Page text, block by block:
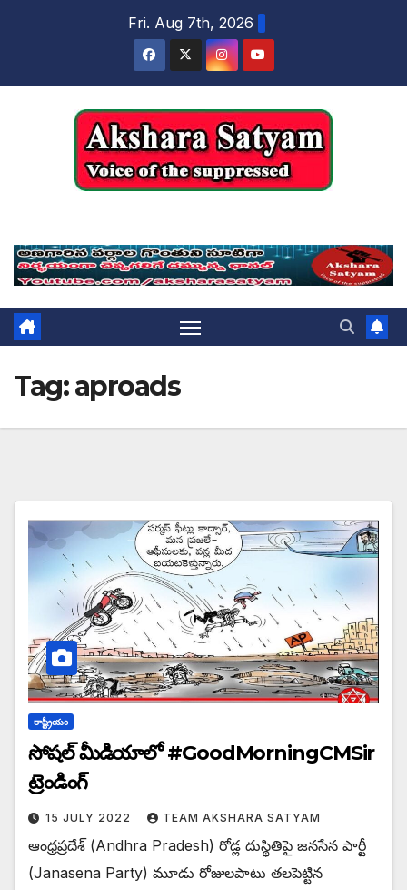
Fri. Aug 7th, 2026
Tag:aproads
రాష్ట్రీయం
సోషల్ మీడియాలో #GoodMorningCMSir
ట్రెండింగ్
15 JULY 2022 TEAM AKSHARA SATYAM
ఆంధ్రప్రదేశ్ (Andhra Pradesh) రోడ్ల దుస్థితిపై జనసేన పార్టీ
(Janasena Party) మూడు రోజులపాటు తలపెట్టిన